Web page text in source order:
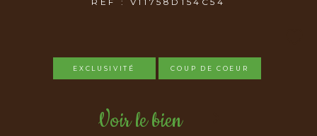
EXCLUSIVITÉ COUP DE COEUR
Voir le bien